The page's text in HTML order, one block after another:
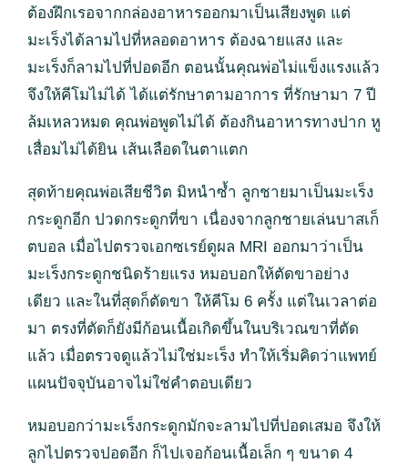
ต้องฝึกเรอจากกล่องอาหารออกมาเป็นเสียงพูด แต่
มะเร็งได้ลามไปที่หลอดอาหาร ต้องฉายแสง และ
มะเร็งก็ลามไปที่ปอดอีก ตอนนั้นคุณพ่อไม่แข็งแรงแล้ว
จึงให้คีโมไม่ได้ ได้แต่รักษาตามอาการ ที่รักษามา 7 ปี
ล้มเหลวหมด คุณพ่อพูดไม่ได้ ต้องกินอาหารทางปาก หู
เสื่อมไม่ได้ยิน เส้นเลือดในตาแตก
สุดท้ายคุณพ่อเสียชีวิต มิหนำซ้ำ ลูกชายมาเป็นมะเร็ง
กระดูกอีก ปวดกระดูกที่ขา เนื่องจากลูกชายเล่นบาสเก็
ตบอล เมื่อไปตรวจเอกซเรย์ดูผล MRI ออกมาว่าเป็น
มะเร็งกระดูกชนิดร้ายแรง หมอบอกให้ตัดขาอย่าง
เดียว และในที่สุดก็ตัดขา ให้คีโม 6 ครั้ง แต่ในเวลาต่อ
มา ตรงที่ตัดก็ยังมีก้อนเนื้อเกิดขึ้นในบริเวณขาที่ตัด
แล้ว เมื่อตรวจดูแล้วไม่ใช่มะเร็ง ทำให้เริ่มคิดว่าแพทย์
แผนปัจจุบันอาจไม่ใช่คำตอบเดียว
หมอบอกว่ามะเร็งกระดูกมักจะลามไปที่ปอดเสมอ จึงให้
ลูกไปตรวจปอดอีก ก็ไปเจอก้อนเนื้อเล็ก ๆ ขนาด 4